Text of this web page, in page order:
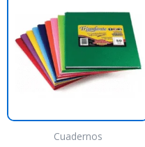
Cuadernos